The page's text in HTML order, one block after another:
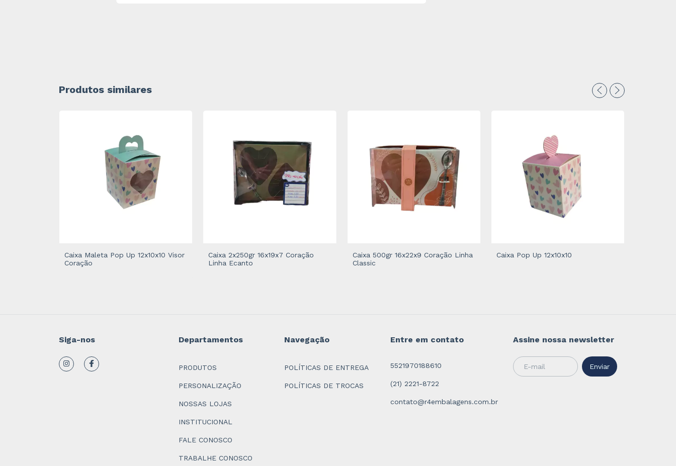
Produtos similares
Caixa Maleta Pop Up 12x10x10 Visor
Coração
Caixa 2x250gr 16x19x7 Coração
Linha Ecanto
Caixa 500gr 16x22x9 Coração Linha
Classic
Caixa Pop Up 12x10x10
Siga-nos Departamentos
PRODUTOS
PERSONALIZAÇÃO
NOSSAS LOJAS
INSTITUCIONAL
FALE CONOSCO
TRABALHE CONOSCO
Navegação
POLÍTICAS DE ENTREGA
POLÍTICAS DE TROCAS
Entre em contato
5521970188610
(21) 2221-8722
contato@r4embalagens.com.br
Assine nossa newsletter